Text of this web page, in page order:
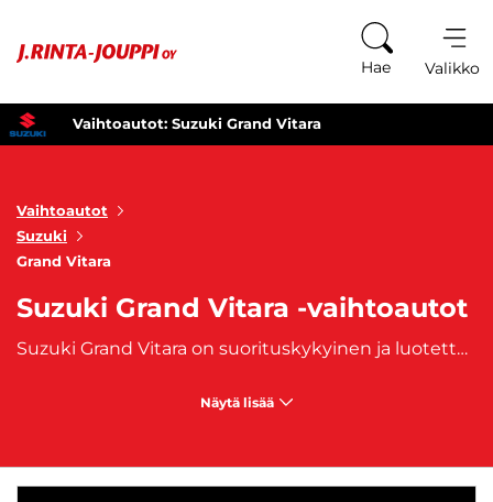
Hae Valikko
Vaihtoautot: Suzuki Grand Vitara
Vaihtoautot
Suzuki
Grand Vitara
Suzuki Grand Vitara -vaihtoautot
Suzuki Grand Vitara on suorituskykyinen ja luotettava kaikissa olosuhteissa. Grand Vitaran silmiinpistävä ulkonäkö ja huolellisesti muotoiltu design tekevät siitä katseenvangitsijan missä tahansa. Suzuki Grand Vitaran voimakkaat linjat, korkeampi maavara ja tilava sisätila tarjoavat tyyliä ja mukavuutta samassa paketissa. Käytetty Suzuki Grand Vitara sopii loistavasti kaupunkiin, maanteille ja maastoon, tämä vankkarakenteinen ja voimakas SUV varmistaa, että pääset perille turvallisesti ja mukavasti.
Näytä lisää